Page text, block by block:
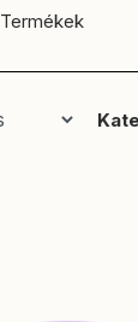
Termékek